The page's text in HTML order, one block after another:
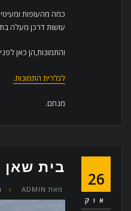
כמה מהעופות
עושות דרכן מעלה
והתמונות,הן כאן
לגלרית התמונות.
מנחם.
26
אוק
בית שאן
מאת ADMIN